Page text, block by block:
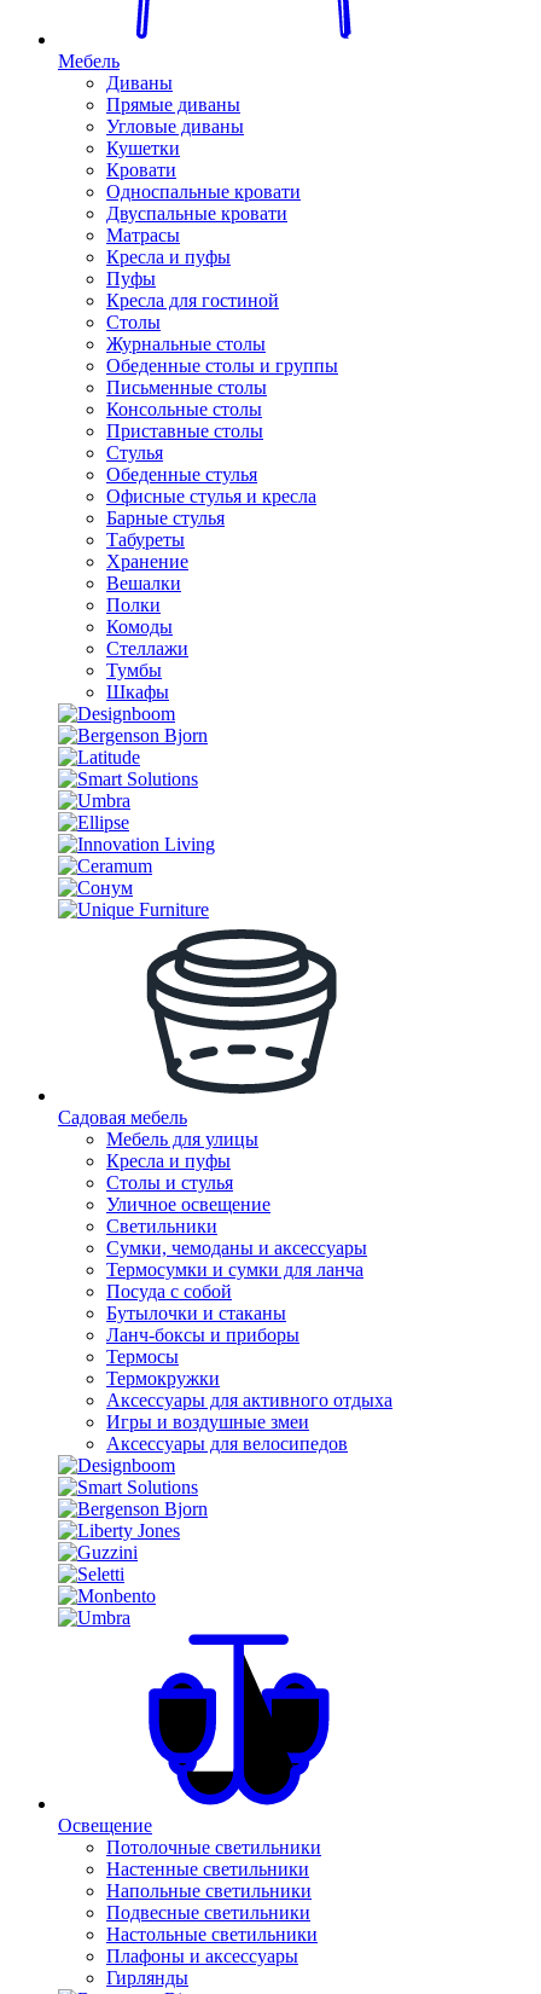
Мебель
Диваны
Прямые диваны
Угловые диваны
Кушетки
Кровати
Односпальные кровати
Двуспальные кровати
Матрасы
Кресла и пуфы
Пуфы
Кресла для гостиной
Столы
Журнальные столы
Обеденные столы и группы
Письменные столы
Консольные столы
Приставные столы
Стулья
Обеденные стулья
Офисные стулья и кресла
Барные стулья
Табуреты
Хранение
Вешалки
Полки
Комоды
Стеллажи
Тумбы
Шкафы
Садовая мебель
Мебель для улицы
Кресла и пуфы
Столы и стулья
Уличное освещение
Светильники
Сумки, чемоданы и аксессуары
Термосумки и сумки для ланча
Посуда с собой
Бутылочки и стаканы
Ланч-боксы и приборы
Термосы
Термокружки
Аксессуары для активного отдыха
Игры и воздушные змеи
Аксессуары для велосипедов
Освещение
Потолочные светильники
Настенные светильники
Напольные светильники
Подвесные светильники
Настольные светильники
Плафоны и аксессуары
Гирлянды